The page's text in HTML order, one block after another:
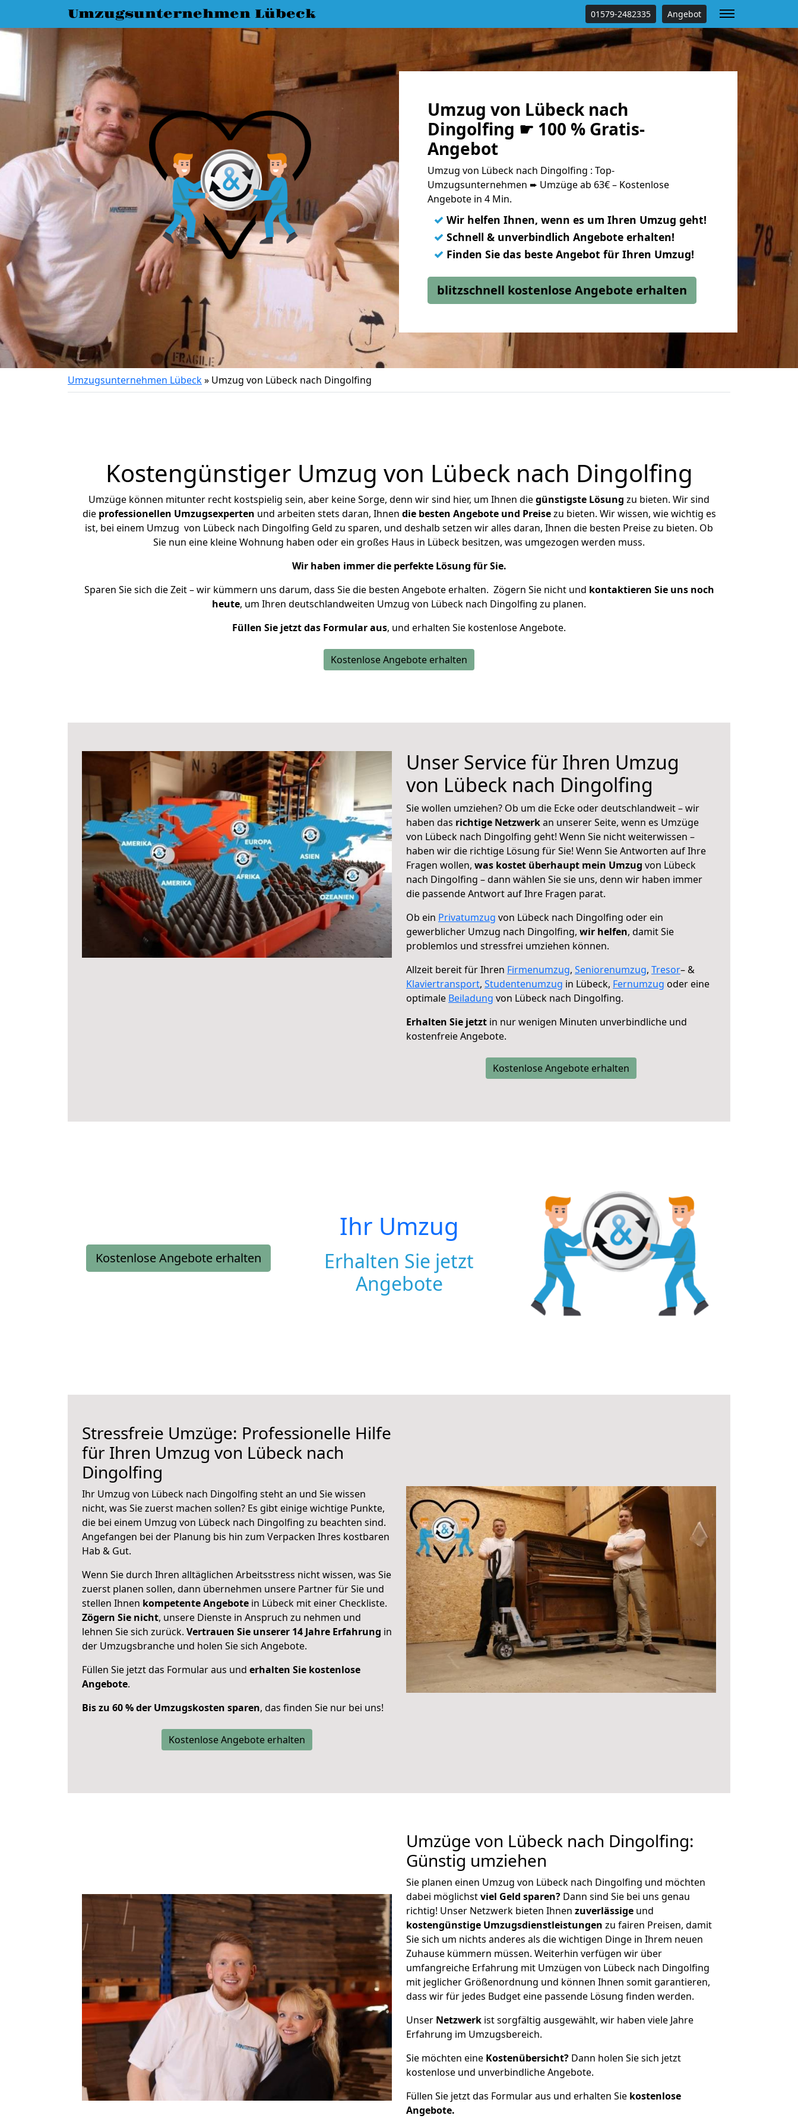
Umzugsunternehmen Lübeck 01579-2482335 Angebot
Umzug von Lübeck nach
Dingolfing ☛ 100 % Gratis-
Angebot
Umzug von Lübeck nach Dingolfing : Top-
Umzugsunternehmen ➨ Umzüge ab 63€ – Kostenlose
Angebote in 4 Min.
✓ Wir helfen Ihnen, wenn es um Ihren Umzug geht!
✓ Schnell & unverbindlich Angebote erhalten!
✓ Finden Sie das beste Angebot für Ihren Umzug!
blitzschnell kostenlose Angebote erhalten
Umzugsunternehmen Lübeck» Umzug von Lübeck nach Dingolfing
Kostengünstiger Umzug von Lübeck nach Dingolfing
Umzüge können mitunter recht kostspielig sein, aber keine Sorge, denn wir sind hier, um Ihnen diegünstigste Lösung zu bieten. Wir sind
die professionellen Umzugsexperten und arbeiten stets daran, Ihnen die besten Angebote und Preisezu bieten. Wir wissen, wie wichtig es
ist, bei einem Umzug von Lübeck nach Dingolfing Geld zu sparen, und deshalb setzen wir alles daran, Ihnen die besten Preise zu bieten. Ob
Sie nun eine kleine Wohnung haben oder ein großes Haus in Lübeck besitzen, was umgezogen werden muss.
Wir haben immer die perfekte Lösung für Sie.
Sparen Sie sich die Zeit – wir kümmern uns darum, dass Sie die besten Angebote erhalten. Zögern Sie nicht und kontaktieren Sie uns noch
heute, um Ihren deutschlandweiten Umzug von Lübeck nach Dingolfing zu planen.
Füllen Sie jetzt das Formular aus, und erhalten Sie kostenlose Angebote.
Kostenlose Angebote erhalten
Unser Service für Ihren Umzug
von Lübeck nach Dingolfing
Sie wollen umziehen? Ob um die Ecke oder deutschlandweit – wir
haben das richtige Netzwerkan unserer Seite, wenn es Umzüge
von Lübeck nach Dingolfing geht! Wenn Sie nicht weiterwissen –
haben wir die richtige Lösung für Sie! Wenn Sie Antworten auf Ihre
Fragen wollen, was kostet überhaupt mein Umzug von Lübeck
nach Dingolfing – dann wählen Sie sie uns, denn wir haben immer
die passende Antwort auf Ihre Fragen parat.
Ob ein Privatumzug von Lübeck nach Dingolfing oder ein
gewerblicher Umzug nach Dingolfing, wir helfen, damit Sie
problemlos und stressfrei umziehen können.
Allzeit bereit für Ihren Firmenumzug, Seniorenumzug, Tresor– &
Klaviertransport, Studentenumzug in Lübeck, Fernumzug oder eine
optimale Beiladung von Lübeck nach Dingolfing.
Erhalten Sie jetzt in nur wenigen Minuten unverbindliche und
kostenfreie Angebote.
Kostenlose Angebote erhalten
Kostenlose Angebote erhalten
Ihr Umzug
Erhalten Sie jetzt
Angebote
Stressfreie Umzüge: Professionelle Hilfe
für Ihren Umzug von Lübeck nach
Dingolfing
Ihr Umzug von Lübeck nach Dingolfing steht an und Sie wissen
nicht, was Sie zuerst machen sollen? Es gibt einige wichtige Punkte,
die bei einem Umzug von Lübeck nach Dingolfing zu beachten sind.
Angefangen bei der Planung bis hin zum Verpacken Ihres kostbaren
Hab & Gut.
Wenn Sie durch Ihren alltäglichen Arbeitsstress nicht wissen, was Sie
zuerst planen sollen, dann übernehmen unsere Partner für Sie und
stellen Ihnen kompetente Angebote in Lübeck mit einer Checkliste.
Zögern Sie nicht, unsere Dienste in Anspruch zu nehmen und
lehnen Sie sich zurück. Vertrauen Sie unserer 14 Jahre Erfahrung in
der Umzugsbranche und holen Sie sich Angebote.
Füllen Sie jetzt das Formular aus und erhalten Sie kostenlose
Angebote.
Bis zu 60 % der Umzugskosten sparen, das finden Sie nur bei uns!
Kostenlose Angebote erhalten
Umzüge von Lübeck nach Dingolfing:
Günstig umziehen
Sie planen einen Umzug von Lübeck nach Dingolfing und möchten
dabei möglichstviel Geld sparen? Dann sind Sie bei uns genau
richtig! Unser Netzwerk bieten Ihnen zuverlässige und
kostengünstige Umzugsdienstleistungen zu fairen Preisen, damit
Sie sich um nichts anderes als die wichtigen Dinge in Ihrem neuen
Zuhause kümmern müssen. Weiterhin verfügen wir über
umfangreiche Erfahrung mit Umzügen von Lübeck nach Dingolfing
mit jeglicher Größenordnung und können Ihnen somit garantieren,
dass wir für jedes Budget eine passende Lösung finden werden.
Unser Netzwerk ist sorgfältig ausgewählt, wir haben viele Jahre
Erfahrung im Umzugsbereich.
Sie möchten eine Kostenübersicht? Dann holen Sie sich jetzt
kostenlose und unverbindliche Angebote.
Füllen Sie jetzt das Formular aus und erhalten Sie kostenlose
Angebote.